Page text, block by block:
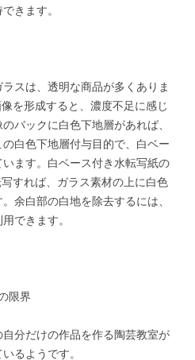
きます。
スは、透明な商品が多くありま
を形成すると、濃度不足に感じ
バックに白色下地層があれば、
白色下地層付与目的で、白ベー
ます。白ベース付き水転写紙の
すれば、ガラス素材の上に白色
余白部の白地を除去するには、
できます。
限界
分だけの作品を作る陶芸教室が
るようです。